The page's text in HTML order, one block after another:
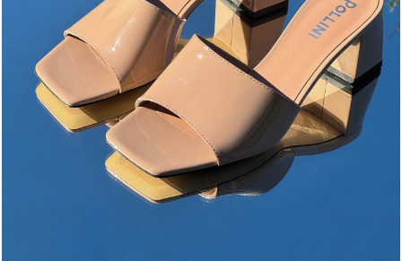
The most-wanted mules and sandals are now on sale. ...